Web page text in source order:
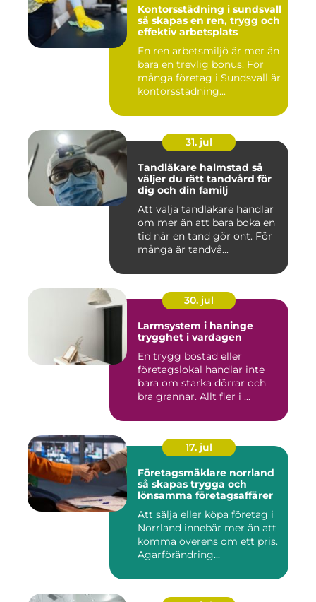
Kontorsstädning i sundsvall
så skapas en ren, trygg och
effektiv arbetsplats
En ren arbetsmiljö är mer än
bara en trevlig bonus. För
många företag i Sundsvall är
kontorsstädning...
31. jul
Tandläkare halmstad så
väljer du rätt tandvård för
dig och din familj
Att välja tandläkare handlar
om mer än att bara boka en
tid när en tand gör ont. För
många är tandvå...
30. jul
Larmsystem i haninge
trygghet i vardagen
En trygg bostad eller
företagslokal handlar inte
bara om starka dörrar och
bra grannar. Allt fler i ...
17. jul
Företagsmäklare norrland
så skapas trygga och
lönsamma företagsaffärer
Att sälja eller köpa företag i
Norrland innebär mer än att
komma överens om ett pris.
Ägarförändring...